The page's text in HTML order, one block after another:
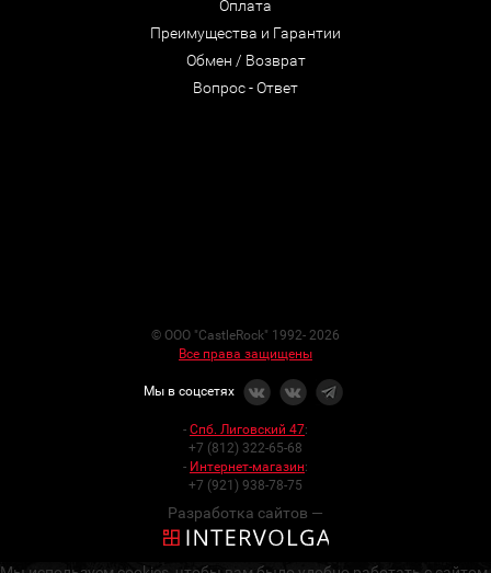
Оплата
Преимущества и Гарантии
Обмен / Возврат
Вопрос - Ответ
© ООО "CastleRock" 1992- 2026
Все права защищены
Мы в соцсетях
- Спб. Лиговский 47:
+7 (812) 322-65-68
- Интернет-магазин:
+7 (921) 938-78-75
Разработка сайтов —